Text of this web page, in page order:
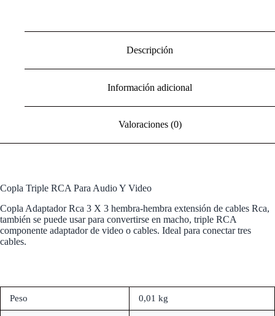
Descripción
Información adicional
Valoraciones (0)
Copla Triple RCA Para Audio Y Video
Copla Adaptador Rca 3 X 3 hembra-hembra extensión de cables Rca,
también se puede usar para convertirse en macho, triple RCA
componente adaptador de video o cables. Ideal para conectar tres
cables.
Peso 0,01 kg